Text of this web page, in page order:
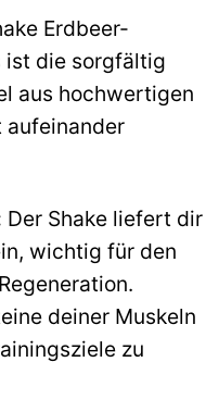
Erdbeer-
ist die sorgfältig
aus hochwertigen
Der Shake liefert dir
wichtig für den
deiner Muskeln
zu